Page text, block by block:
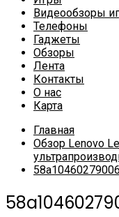
Видеообзоры
Телефоны
Гаджеты
Обзоры
Лента
Контакты
О нас
Карта
Главная
Обзор Lenovo